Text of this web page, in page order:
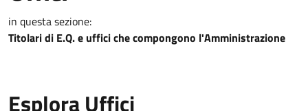
in questa sezione:
Titolari di E.Q. e uffici che compongono l'Amministrazione
Esplora Uffici